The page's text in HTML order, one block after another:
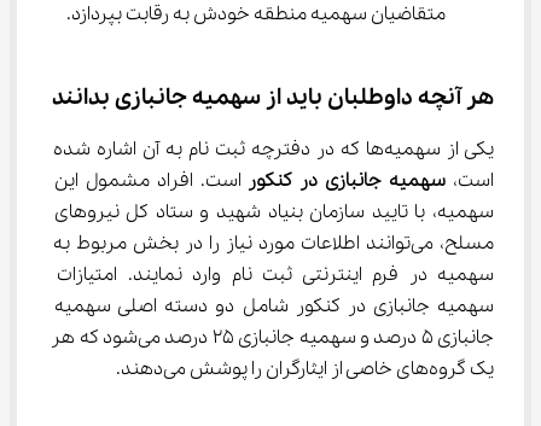
متقاضیان سهمیه منطقه خودش به رقابت بپردازد.
هر آنچه داوطلبان باید از سهمیه جانبازی بدانند
یکی از سهمیه‌ها که در دفترچه ثبت نام به آن اشاره شده
است، سهمیه جانبازی در کنکور است. افراد مشمول این
سهمیه، با تایید سازمان بنیاد شهید و ستاد کل نیروهای
مسلح، می‌توانند اطلاعات مورد نیاز را در بخش مربوط به
سهمیه در فرم اینترنتی ثبت نام وارد نمایند. امتیازات
سهمیه جانبازی در کنکور شامل دو دسته اصلی سهمیه
جانبازی ۵ درصد و سهمیه جانبازی ۲۵ درصد می‌شود که هر
یک گروه‌های خاصی از ایثارگران را پوشش می‌دهند.